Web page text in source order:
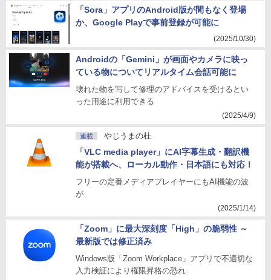
「Sora」アプリのAndroid版が間もなく登場
か、Google Playで事前登録が可能に
(2025/10/30)
Androidの「Gemini」が画面やカメラに映っ
ている物についてリアルタイム会話可能に
壊れた物を写して修理のアドバイスを受けるとい
った用途に利用できる
(2025/4/9)
連載 やじうまの杜
「VLC media player」にAI字幕生成・翻訳機
能が搭載へ、ローカル動作・日本語にも対応！
フリーの定番メディアプレイヤーにもAI機能の波
が
(2025/1/14)
「Zoom」に最大深刻度「High」の脆弱性 ～
最新版では修正済み
Windows版「Zoom Workplace」アプリで不適切な
入力検証により権限昇格の恐れ